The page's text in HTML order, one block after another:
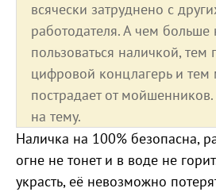
всячески затруднено с
работодателя. А чем больше
пользоваться наличкой, тем
цифровой концлагерь и
пострадает от
на тему.
Наличка на 100% безопасна,
огне не тонет и в воде не
украсть, её невозможно